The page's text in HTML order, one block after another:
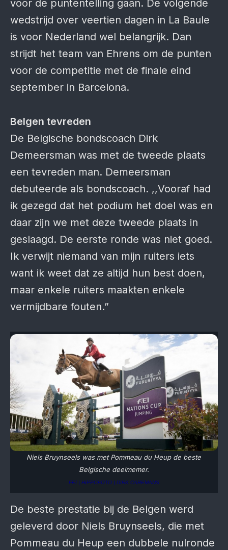
voor de puntentelling gaan. De volgende
wedstrijd over veertien dagen in La Baule
is voor Nederland wel belangrijk. Dan
strijdt het team van Ehrens om de punten
voor de competitie met de finale eind
september in Barcelona.
Belgen tevreden
De Belgische bondscoach Dirk
Demeersman was met de tweede plaats
een tevreden man. Demeersman
debuteerde als bondscoach. ,,Vooraf had
ik gezegd dat het podium het doel was en
daar zijn we met deze tweede plaats in
geslaagd. De eerste ronde was niet goed.
Ik verwijt niemand van mijn ruiters iets
want ik weet dat ze altijd hun best doen,
maar enkele ruiters maakten enkele
vermijdbare fouten.”
Niels Bruynseels was met Pommeau du Heup de beste
Belgische deelmemer.
FEI | HIPPOFOTO | DIRK CAREMANS
De beste prestatie bij de Belgen werd
geleverd door Niels Bruynseels, die met
Pommeau du Heup een dubbele nulronde